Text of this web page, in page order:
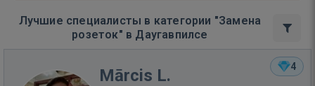
Лучшие специалисты в категории "Замена
розеток" в Даугавпилсе
4
Mārcis L.